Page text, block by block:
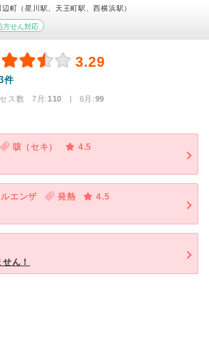
町（星川駅、天王町駅、西横浜駅）
方せん対応
3.29
件
ス数 7月:110 | 6月:99
咳（セキ）
4.5
エンザ 発熱
4.5
ん！